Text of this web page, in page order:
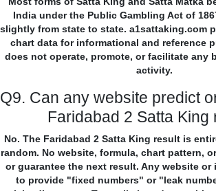
India under the Public Gambling Act of
slightly from state to state. a1sattaking.com
chart data for informational and reference
does not operate, promote, or facilitate any
activity.
Q9. Can any website predict
Faridabad 2 Satta King
No. The Faridabad 2 Satta King result is
random. No website, formula, chart pattern,
or guarantee the next result. Any website
to provide "fixed numbers" or "leak